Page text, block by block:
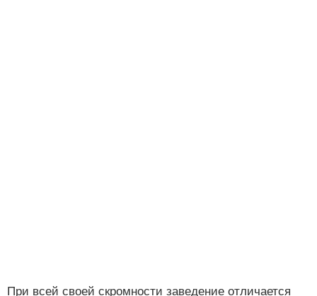
При всей своей скромности заведение отличается